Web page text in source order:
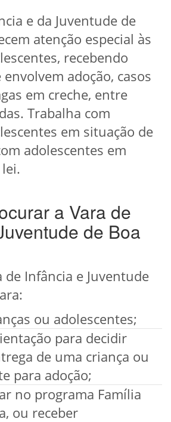
e da Juventude de
atenção especial às
recebendo
adoção, casos
em creche, entre
Trabalha com
em situação de
adolescentes em
a Vara de
de Boa
de Infância e Juventude
ou adolescentes;
para decidir
de uma criança ou
para adoção;
no programa Família
ou receber